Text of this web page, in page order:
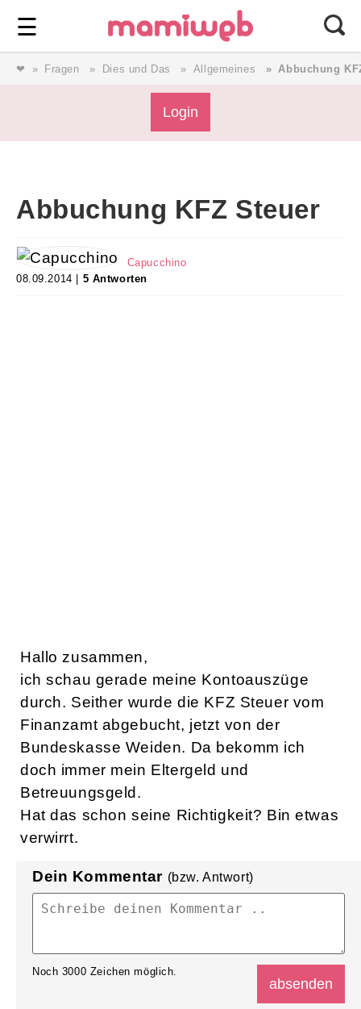
☰ ⎯ Wir lieben Familie ⎯
❤ Fragen Dies und Das Allgemeines Abbuchung
Login
Abbuchung KFZ Steuer
Capucchino
08.09.2014 | 5 Antworten
Hallo zusammen,
ich schau gerade meine Kontoauszüge
durch. Seither wurde die KFZ Steuer vom
Finanzamt abgebucht, jetzt von der
Bundeskasse Weiden. Da bekomm ich
doch immer mein Eltergeld und
Betreuungsgeld.
Hat das schon seine Richtigkeit? Bin etwas
verwirrt.
Dein Kommentar (bzw. Antwort)
Noch 3000 Zeichen möglich.
Forum
Service